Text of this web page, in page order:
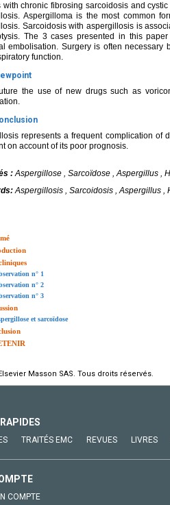
with chronic fibrosing sarcoidosis and
Aspergilloma is the most common
Sarcoidosis with aspergillosis is
The 3 cases presented in this
embolisation. Surgery is often
function.
the use of new drugs such as
represents a frequent complication of
on account of its poor prognosis.
:Aspergillose , Sarcoïdose ,Aspergillus ,
Aspergillosis , Sarcoidosis ,Aspergillus ,
n° 1
n° 2
n° 3
et sarcoïdose
Masson SAS. Tous droits réservés.
TRAITÉS EMC REVUES LIVRES
COMPTE